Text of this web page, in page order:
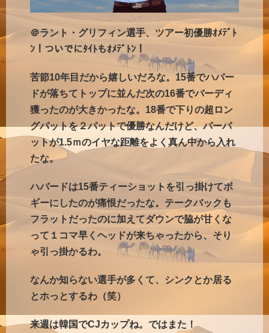
＠ラント・グリフィン選手、ツアー初優勝ｵﾒﾃﾞﾄ
ﾝ！ついでにﾀｲﾄもｵﾒﾃﾞﾄﾝ！
苦節10年目だから嬉しいだろな。15番でハバー
ドが落ちてトップに並んだ次の16番でバーディ
獲ったのが大きかったな。18番で下りの超ロン
グパットを２パットで優勝なんだけど、パーパ
ットが1.5ｍのイヤな距離をよく真ん中から入れ
たな。
ハバードは15番ティーショットを引っ掛けてボ
ギーにしたのが痛恨だったな。テークバックも
フラットだったのに加えてダウンで脇が甘くな
って１コマ早くヘッドが来ちゃったから、そり
ゃ引っ掛かるわ。
なんか知らない選手が多くて、シンクとか居る
とホっとするわ（笑）
来週は韓国でCJカップね。ではまた！